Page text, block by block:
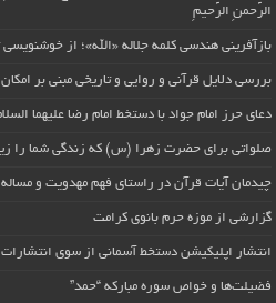
الرَّحمنِ الرَّحیمِ
بازآفرینی هندسی کلمه جلاله «الله»؛ از خوشنویسی
بررسی دلایل قرآنی و روایی و تاریخی مبنی بر
دعای حرز امام جواد با دستخط امام رضا علیهما
صلواتی برای حضرت زهرا (س) که زندگی شما را
چیدمان آیات قرآن در راستای فهم مهدویت و
گزارشی از موزه حرم بانوی کرامت
انتشار اپلیکیشن دستخط آسمانی از سوی انتشارات
فضیلت‌ها و خواص سوره مبارکه “حمد”